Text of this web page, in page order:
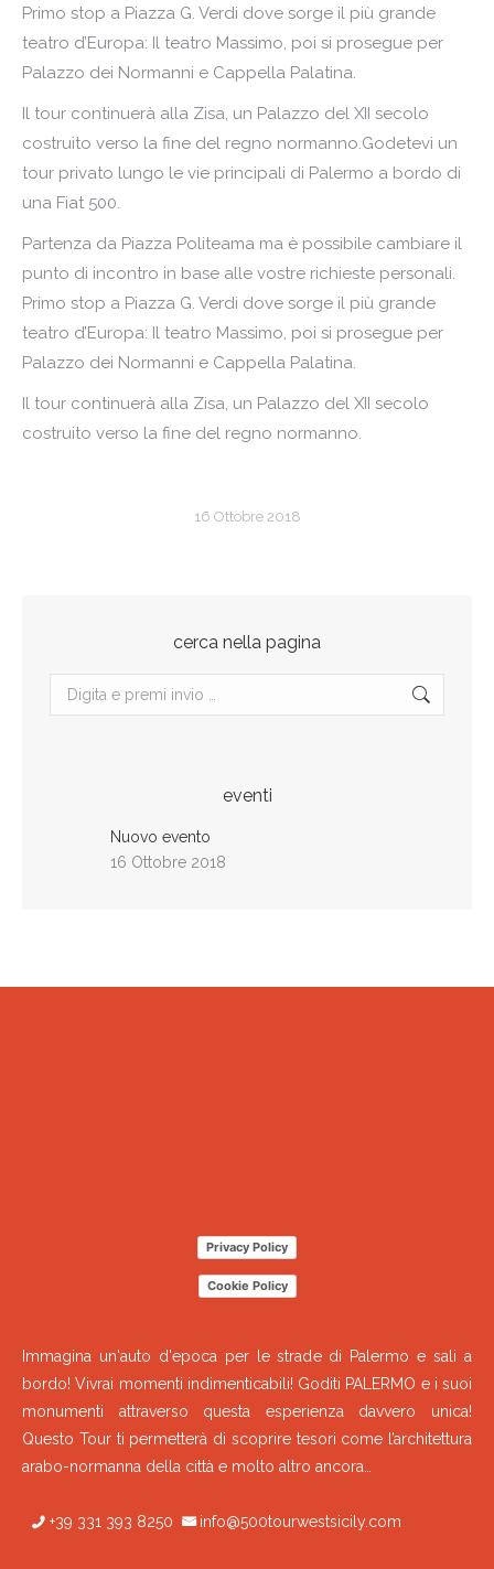
Primo stop a Piazza G. Verdi dove sorge il più grande
teatro d’Europa: Il teatro Massimo, poi si prosegue per
Palazzo dei Normanni e Cappella Palatina.
Il tour continuerà alla Zisa, un Palazzo del XII secolo
costruito verso la fine del regno normanno.Godetevi un
tour privato lungo le vie principali di Palermo a bordo di
una Fiat 500.
Partenza da Piazza Politeama ma è possibile cambiare il
punto di incontro in base alle vostre richieste personali.
Primo stop a Piazza G. Verdi dove sorge il più grande
teatro d’Europa: Il teatro Massimo, poi si prosegue per
Palazzo dei Normanni e Cappella Palatina.
Il tour continuerà alla Zisa, un Palazzo del XII secolo
costruito verso la fine del regno normanno.
16 Ottobre 2018
cerca nella pagina
eventi
Nuovo evento
16 Ottobre 2018
Privacy Policy
Cookie Policy
Immagina un'auto d'epoca per le strade di Palermo e sali a
bordo! Vivrai momenti indimenticabili! Goditi PALERMO e i suoi
monumenti attraverso questa esperienza davvero unica!
Questo Tour ti permetterà di scoprire tesori come l’architettura
arabo-normanna della città e molto altro ancora…
+39 331 393 8250 info@500tourwestsicily.com